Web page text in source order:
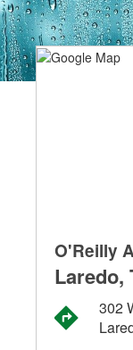
O'Reilly
Laredo,
302